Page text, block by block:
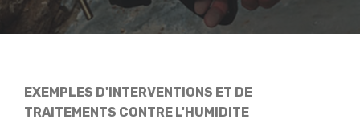
EXEMPLES D'INTERVENTIONS ET DE
TRAITEMENTS CONTRE L'HUMIDITE